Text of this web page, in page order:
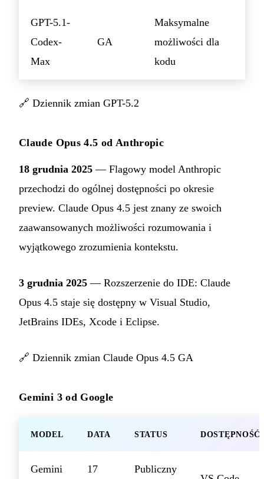
GPT-5.1-
Codex-
Max
GA
Maksymalne
możliwości dla
kodu
🔗 Dziennik zmian GPT-5.2
Claude Opus 4.5 od Anthropic
18 grudnia 2025 — Flagowy model Anthropic
przechodzi do ogólnej dostępności po okresie
preview. Claude Opus 4.5 jest znany ze swoich
zaawansowanych możliwości rozumowania i
wyjątkowego zrozumienia kontekstu.
3 grudnia 2025 — Rozszerzenie do IDE: Claude
Opus 4.5 staje się dostępny w Visual Studio,
JetBrains IDEs, Xcode i Eclipse.
🔗 Dziennik zmian Claude Opus 4.5 GA
Gemini 3 od Google
MODEL DATA STATUS DOSTĘPNOŚĆ
Gemini 17
Publiczny